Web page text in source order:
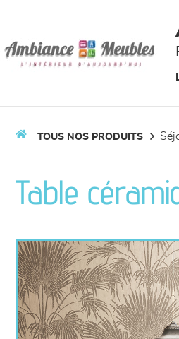
TOUS NOS PRODUITS
Table